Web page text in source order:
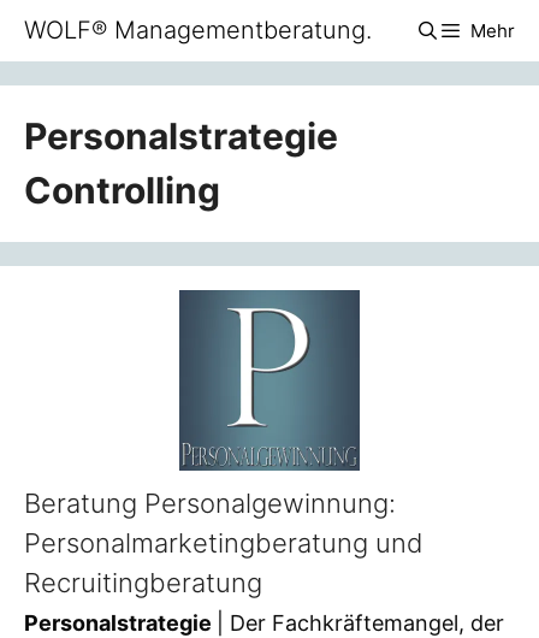
Zum
Inhalt
springen
WOLF® Managementberatung. Mehr
Personalstrategie
Controlling
Beratung Personalgewinnung:
Personalmarketingberatung und
Recruitingberatung
Personalstrategie
| Der Fachkräftemangel, der